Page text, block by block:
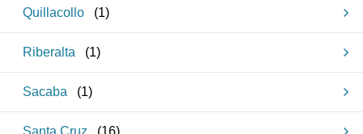
Quillacollo (1)
Riberalta (1)
Sacaba (1)
Santa Cruz (16)